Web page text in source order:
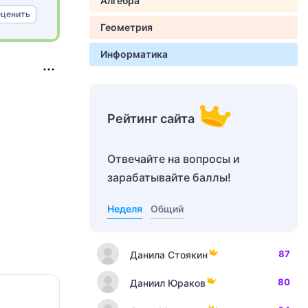
Геометрия
Информатика
Рейтинг сайта
Отвечайте на вопросы и
зарабатывайте баллы!
Неделя Общий
Данила Стоякин 87
Даниил Юраков 80